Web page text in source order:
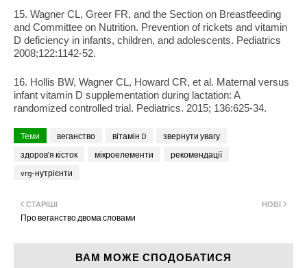
15. Wagner CL, Greer FR, and the Section on Breastfeeding
and Committee on Nutrition. Prevention of rickets and vitamin
D deficiency in infants, children, and adolescents. Pediatrics
2008;122:1142-52.
16. Hollis BW, Wagner CL, Howard CR, et al. Maternal versus
infant vitamin D supplementation during lactation: A
randomized controlled trial. Pediatrics. 2015; 136:625-34.
Теми веганство вітамін D
звернути увагу
здоров'я кісток
мікроелементи
рекомендації
vrg-нутрієнти
НОВІ
СТАРІШІ
Про веганство двома словами
ВАМ МОЖЕ СПОДОБАТИСЯ